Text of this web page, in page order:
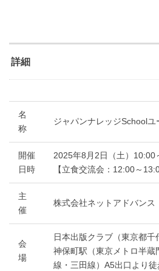
詳細
名
称
ジャパンナレッジSchoolユ
開催
日時
2025年8月2日（土）10:00
【立食交流会：12:00～
主
催
株式会社ネットアドバンス
会
場
日本出版クラブ（東京都千
神保町駅（東京メトロ半蔵
線・三田線）A5出口より